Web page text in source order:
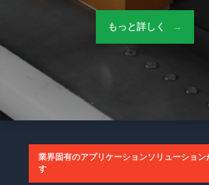
もっと詳しく →
業界固有のアプリケーションソリューション
す